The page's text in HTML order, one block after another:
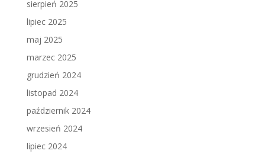
sierpień 2025
lipiec 2025
maj 2025
marzec 2025
grudzień 2024
listopad 2024
październik 2024
wrzesień 2024
lipiec 2024